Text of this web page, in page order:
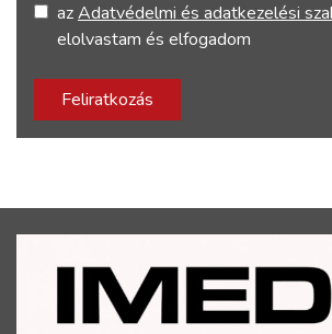
azAdatvédelmi és adatkezelési
elolvastam és elfogadom
Feliratkozás